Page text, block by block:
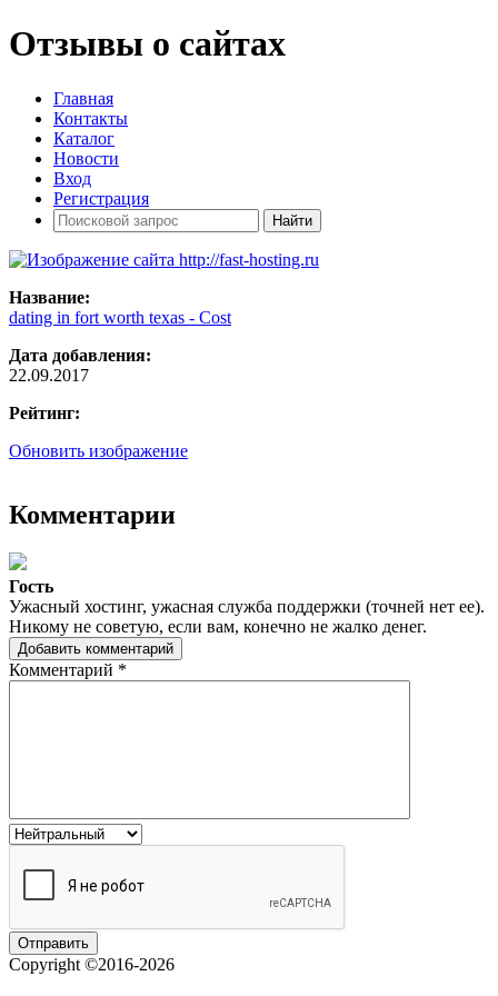
Отзывы о сайтах
Главная
Контакты
Каталог
Новости
Вход
Регистрация
Название:
dating in fort worth texas - Cost
Дата добавления:
22.09.2017
Рейтинг:
Обновить изображение
Комментарии
Гость
Ужасный хостинг, ужасная служба поддержки (точней нет ее).
Никому не советую, если вам, конечно не жалко денег.
Добавить комментарий
Комментарий *
Copyright ©2016-2026